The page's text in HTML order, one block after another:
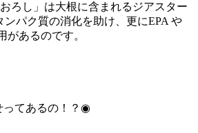
ろし」は大根に含まれるジアスター
パク質の消化を助け、更にEPA や
あるのです。
てあるの！？◉